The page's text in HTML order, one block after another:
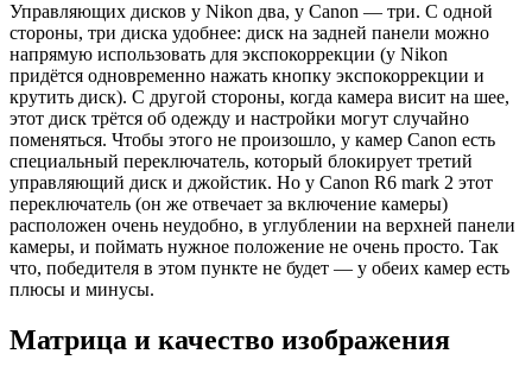
Управляющих дисков у Nikon два, у Canon — три. С одной
стороны, три диска удобнее: диск на задней панели можно
напрямую использовать для экспокоррекции (у Nikon
придётся одновременно нажать кнопку экспокоррекции и
крутить диск). С другой стороны, когда камера висит на шее,
этот диск трётся об одежду и настройки могут случайно
поменяться. Чтобы этого не произошло, у камер Canon есть
специальный переключатель, который блокирует третий
управляющий диск и джойстик. Но у Canon R6 mark 2 этот
переключатель (он же отвечает за включение камеры)
расположен очень неудобно, в углублении на верхней панели
камеры, и поймать нужное положение не очень просто. Так
что, победителя в этом пункте не будет — у обеих камер есть
плюсы и минусы.
Матрица и качество изображения